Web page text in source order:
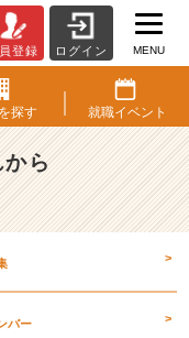
登録 ログイン MENU
探す 就職イベント
ら
>
バー >